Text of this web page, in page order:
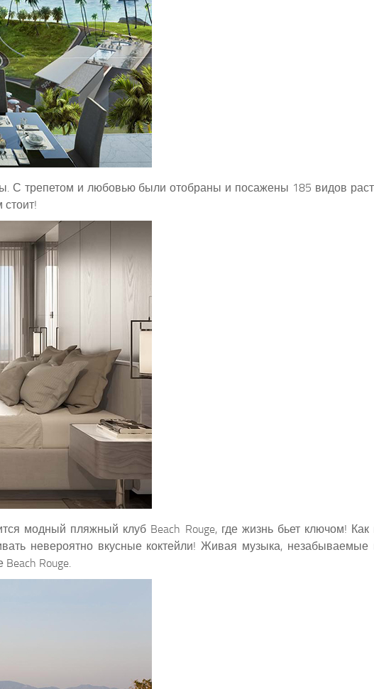
С трепетом и любовью были отобраны и посажены 185 видов
стоит!
модный пляжный клуб Beach Rouge, где жизнь бьет ключом!
невероятно вкусные коктейли! Живая музыка,
Rouge.